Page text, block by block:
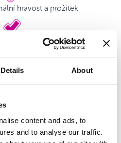
Details About
content and ads, to
and to analyse our traffic.
hravost a prožitek
trenér
samolepkami